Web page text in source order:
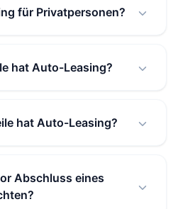
für Privatpersonen?
hat Auto-Leasing?
hat Auto-Leasing?
Abschluss eines